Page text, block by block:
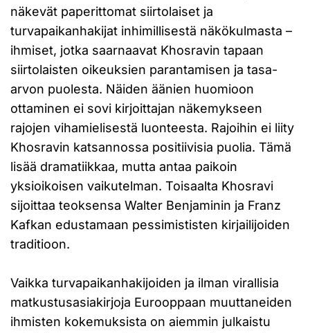
näkevät paperittomat siirtolaiset ja
turvapaikanhakijat inhimillisestä näkökulmasta –
ihmiset, jotka saarnaavat Khosravin tapaan
siirtolaisten oikeuksien parantamisen ja tasa-
arvon puolesta. Näiden äänien huomioon
ottaminen ei sovi kirjoittajan näkemykseen
rajojen vihamielisestä luonteesta. Rajoihin ei liity
Khosravin katsannossa positiivisia puolia. Tämä
lisää dramatiikkaa, mutta antaa paikoin
yksioikoisen vaikutelman. Toisaalta Khosravi
sijoittaa teoksensa Walter Benjaminin ja Franz
Kafkan edustamaan pessimististen kirjailijoiden
traditioon.
Vaikka turvapaikanhakijoiden ja ilman virallisia
matkustusasiakirjoja Eurooppaan muuttaneiden
ihmisten kokemuksista on aiemmin julkaistu